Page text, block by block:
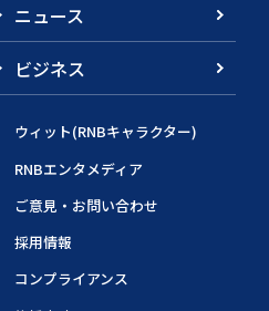
ニュース
ビジネス
ウィット(RNBキャラクター)
RNBエンタメディア
ご意見・お問い合わせ
採用情報
コンプライアンス